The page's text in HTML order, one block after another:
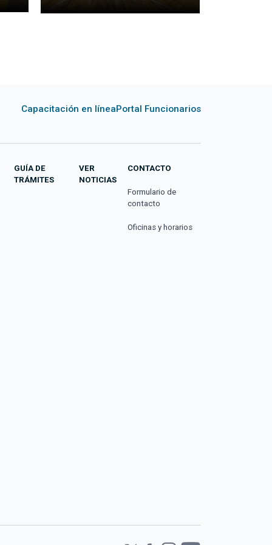
Capacitación en líneaPortal Funcionarios
GUÍA DE
TRÁMITES
VER
NOTICIAS
CONTACTO
Formulario de
contacto
Oficinas y horarios